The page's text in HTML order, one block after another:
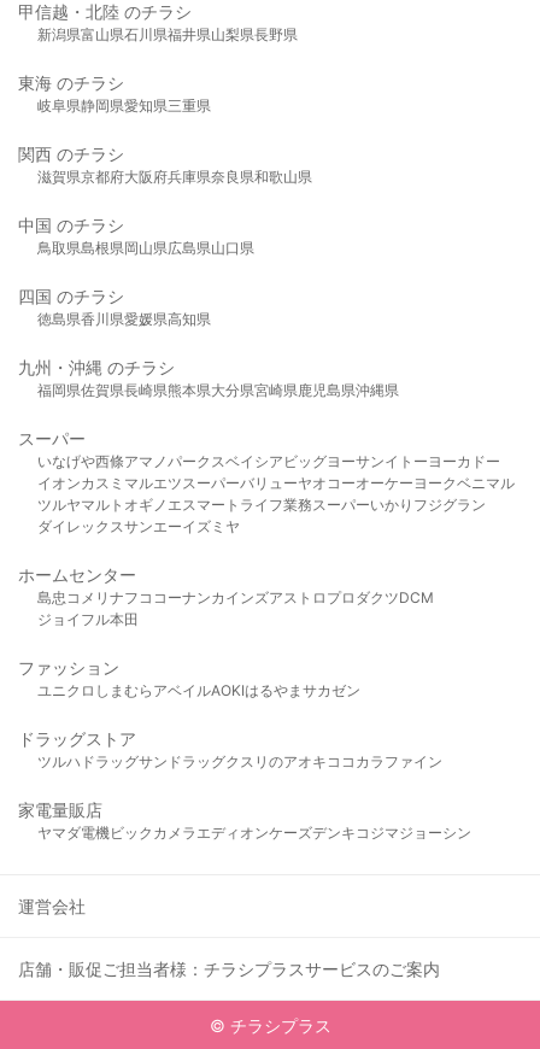
甲信越・北陸 のチラシ
新潟県富山県石川県福井県山梨県長野県
東海 のチラシ
岐阜県静岡県愛知県三重県
関西 のチラシ
滋賀県京都府大阪府兵庫県奈良県和歌山県
中国 のチラシ
鳥取県島根県岡山県広島県山口県
四国 のチラシ
徳島県香川県愛媛県高知県
九州・沖縄 のチラシ
福岡県佐賀県長崎県熊本県大分県宮崎県鹿児島県沖縄県
スーパー
いなげや西條アマノパークスベイシア ビッグヨーサンイトーヨーカドー
イオンカスミ マルエツスーパーバリューヤオコーオーケー ヨークベニマル
ツルヤマルト オギノ エスマート ライフ業務スーパーいかり フジグラン
ダイレックスサンエーイズミヤ
ホームセンター
島忠 コメリ ナフコ コーナンカインズアストロプロダクツDCM
ジョイフル本田
ファッション
ユニクロ しまむら アベイルAOKIはるやま サカゼン
ドラッグストア
ツルハドラッグサンドラッグクスリのアオキ ココカラファイン
家電量販店
ヤマダ電機ビックカメラ エディオンケーズデンキ コジマジョーシン
運営会社
店舗・販促ご担当者様：チラシプラスサービスのご案内
© チラシプラス